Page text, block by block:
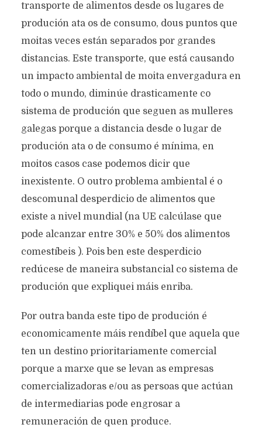
transporte de alimentos desde os lugares de
produción ata os de consumo, dous puntos que
moitas veces están separados por grandes
distancias. Este transporte, que está causando
un impacto ambiental de moita envergadura en
todo o mundo, diminúe drasticamente co
sistema de produción que seguen as mulleres
galegas porque a distancia desde o lugar de
produción ata o de consumo é mínima, en
moitos casos case podemos dicir que
inexistente. O outro problema ambiental é o
descomunal desperdicio de alimentos que
existe a nivel mundial (na UE calcúlase que
pode alcanzar entre 30% e 50% dos alimentos
comestíbeis ). Pois ben este desperdicio
redúcese de maneira substancial co sistema de
produción que expliquei máis enriba.
Por outra banda este tipo de produción é
economicamente máis rendíbel que aquela que
ten un destino prioritariamente comercial
porque a marxe que se levan as empresas
comercializadoras e/ou as persoas que actúan
de intermediarias pode engrosar a
remuneración de quen produce.